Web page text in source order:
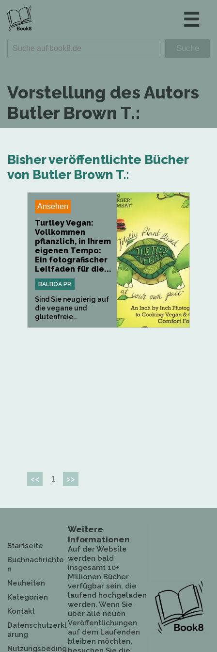
☰
Vorstellung des Autors
Butler Brown T.:
Bisher veröffentlichte Bücher
von Butler Brown T.:
Ansehen
Turtley Vegan:
Vollkommen
pflanzlich, in Ihrem
eigenen Tempo:
Ein fotografischer
Leitfaden für die...
BALBOA PR
Sind Sie neugierig auf
die vegane und
glutenfreie...
<< 1 >>
Startseite
Buchnachrichte
n
Neuheiten
Kategorien
Kontakt
Datenschutzerkl
ärung
Nutzungsbeding
Weitere
Informationen
Auf der Website
werden bald
insgesamt 10+
Millionen Bücher
verfügbar sein, die
laufend hochgeladen
werden. Wenn Sie
über alle neuen
Veröffentlichungen
auf dem Laufenden
bleiben möchten,